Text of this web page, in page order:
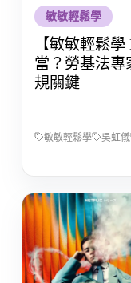
敏敏輕鬆學
【敏敏輕鬆
當？勞基法專
規關鍵
敏敏輕鬆學 吳虹儀